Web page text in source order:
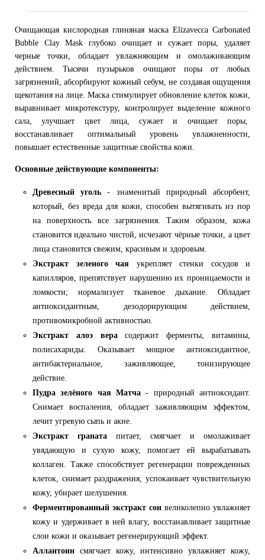
Очищающая кислородная глиняная маска Elizavecca Carbonated
Bubble Clay Mask глубоко очищает и сужает поры, удаляет
черные точки, обладает увлажняющим и омолаживающим
действием. Тысячи пузырьков очищают поры от любых
загрязнений, абсорбируют кожный себум, не создавая ощущения
щекотания на лице. Маска стимулирует обновление клеток кожи,
выравнивает микротекстуру, контролирует выделение кожного
сала, улучшает цвет лица, сужает и очищает поры,
восстанавливает оптимальный уровень увлажненности,
повышает естественные защитные свойства кожи.
Основные действующие компоненты:
Древесный уголь - знаменитый природный абсорбент,
который, без вреда для кожи, способен вытягивать из пор
на поверхность все загрязнения. Таким образом, кожа
становится идеально чистой, исчезают чёрные точки, а цвет
лица становится свежим, красивым и здоровым.
Экстракт зеленого чая укрепляет стенки сосудов и
капилляров, препятствует нарушению их проницаемости и
ломкости; нормализует тканевое дыхание. Обладает
антиоксидантным, дезодорирующим действием,
противомикробной активностью.
Экстракт алоэ верасодержит ферменты, витамины,
полисахариды. Оказывает мощное антиоксидантное,
антибактериальное, заживляющее, тонизирующее
действие.
Пудра зелёного чая Матча - природный антиоксидант.
Снимает воспаления, обладает заживляющим эффектом,
лечит угревую сыпь и акне.
Экстракт граната питает, смягчает и омолаживает
увядающую и сухую кожу, помогает ей вырабатывать
коллаген. Также способствует регенерации поврежденных
клеток, снимает раздражения, успокаивает чувствительную
кожу, убирает шелушения.
Ферментированный экстракт сои великолепно увлажняет
кожу и удерживает в ней влагу, восстанавливает защитные
слои кожи и оказывает регенерирующий эффект.
Аллантоин смягчает кожу, интенсивно увлажняет кожу,